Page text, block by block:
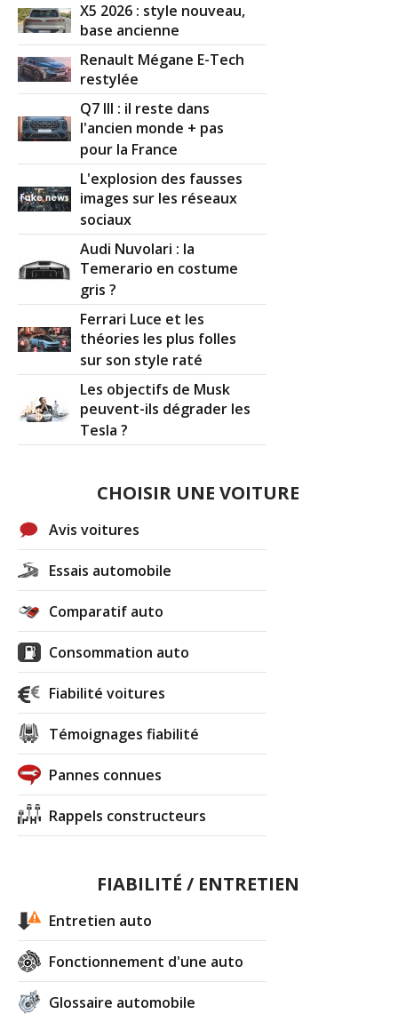
X5 2026 : style nouveau,
base ancienne
Renault Mégane E-Tech
restylée
Q7 III : il reste dans
l'ancien monde + pas
pour la France
L'explosion des fausses
images sur les réseaux
sociaux
Audi Nuvolari : la
Temerario en costume
gris ?
Ferrari Luce et les
théories les plus folles
sur son style raté
Les objectifs de Musk
peuvent-ils dégrader les
Tesla ?
CHOISIR UNE VOITURE
Avis voitures
Essais automobile
Comparatif auto
Consommation auto
Fiabilité voitures
Témoignages fiabilité
Pannes connues
Rappels constructeurs
FIABILITÉ / ENTRETIEN
Entretien auto
Fonctionnement d'une auto
Glossaire automobile